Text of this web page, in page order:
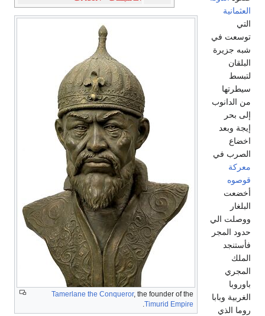
Tamerlane the Conqueror, the founder of the
Timurid Empire
.
العثمانية
التي
توسعت في
شبه جزيرة
البلقان
لتبسط
سيطرتها
من الدانوب
إلى بحر
إيجة وبعد
اخضاع
الصرب في
معركة
قوصوه
أخضعت
البلغار
ووصلت الي
حدود المجر
فأستنجد
الملك
المجري
باوروبا
الغربية وبابا
روما الذي